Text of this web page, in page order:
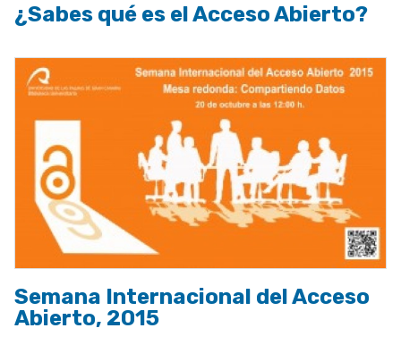
¿Sabes qué es el Acceso Abierto?
Semana Internacional del Acceso
Abierto, 2015